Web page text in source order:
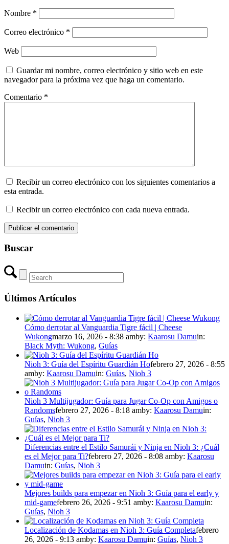
Nombre *
Correo electrónico *
Web
Guardar mi nombre, correo electrónico y sitio web en este
navegador para la próxima vez que haga un comentario.
Comentario *
Recibir un correo electrónico con los siguientes comentarios a
esta entrada.
Recibir un correo electrónico con cada nueva entrada.
Buscar
Últimos Artículos
Cómo derrotar al Vanguardia Tigre fácil | Cheese
Wukongmarzo 16, 2026 - 8:38 amby: Kaarosu Damuin:
Black Myth: Wukong, Guías
Nioh 3: Guía del Espíritu Guardián Hofebrero 27, 2026 - 8:55
amby: Kaarosu Damuin: Guías, Nioh 3
Nioh 3 Multijugador: Guía para Jugar Co-Op con Amigos o
Randomsfebrero 27, 2026 - 8:18 amby: Kaarosu Damuin:
Guías, Nioh 3
Diferencias entre el Estilo Samurái y Ninja en Nioh 3: ¿Cuál
es el Mejor para Ti?febrero 27, 2026 - 8:08 amby: Kaarosu
Damuin: Guías, Nioh 3
Mejores builds para empezar en Nioh 3: Guía para el early y
mid-gamefebrero 26, 2026 - 9:51 amby: Kaarosu Damuin:
Guías, Nioh 3
Localización de Kodamas en Nioh 3: Guía Completafebrero
26, 2026 - 9:13 amby: Kaarosu Damuin: Guías, Nioh 3